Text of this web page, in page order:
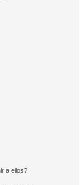
a ellos?